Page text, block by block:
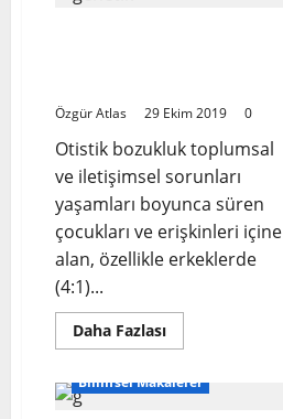
Özgür Atlas 29 Ekim 2019 0
Otistik bozukluk toplumsal
ve iletişimsel sorunları
yaşamları boyunca süren
çocukları ve erişkinleri içine
alan, özellikle erkeklerde
(4:1)...
Daha FazlasıRead
more
Genetik
Bilimsel Makaleler